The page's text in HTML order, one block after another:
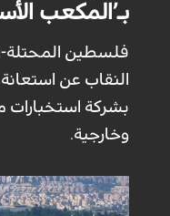
بـ’المكعب
فلسطين
النقاب عن استعانة
بشركة استخبارات
وخارجية.